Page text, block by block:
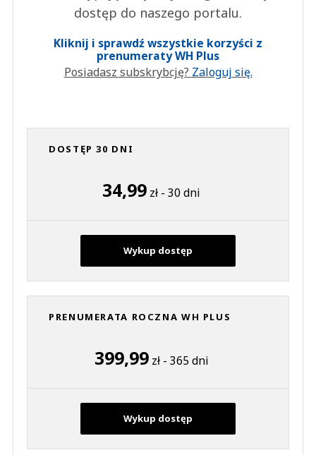
dostęp do naszego portalu.
Kliknij i sprawdź wszystkie korzyści z
prenumeraty WH Plus
Posiadasz subskrybcję? Zaloguj się.
DOSTĘP 30 DNI
34,99 zł - 30 dni
Wykup dostęp
PRENUMERATA ROCZNA WH PLUS
399,99zł - 365 dni
Wykup dostęp